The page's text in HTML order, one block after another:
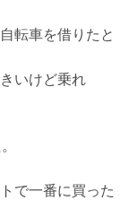
転車を借りたと
いけど乗れ
で一番に買った